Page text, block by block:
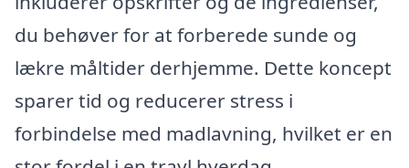
du behøver for at forberede sunde og
lækre måltider derhjemme. Dette koncept
sparer tid og reducerer stress i
forbindelse med madlavning, hvilket er en